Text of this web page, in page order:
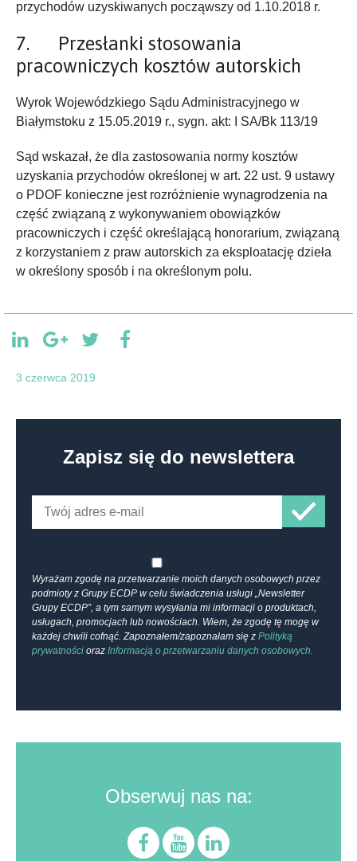
przychodów uzyskiwanych począwszy od 1.10.2018 r.
7. Przesłanki stosowania
pracowniczych kosztów autorskich
Wyrok Wojewódzkiego Sądu Administracyjnego w
Białymstoku z 15.05.2019 r., sygn. akt: I SA/Bk 113/19
Sąd wskazał, że dla zastosowania normy kosztów
uzyskania przychodów określonej w art. 22 ust. 9 ustawy
o PDOF konieczne jest rozróżnienie wynagrodzenia na
część związaną z wykonywaniem obowiązków
pracowniczych i część określającą honorarium, związaną
z korzystaniem z praw autorskich za eksploatację dzieła
w określony sposób i na określonym polu.
3 czerwca 2019
Zapisz się do newslettera
Wyrażam zgodę na przetwarzanie moich danych osobowych przez
podmioty z Grupy ECDP w celu świadczenia usługi „Newsletter
Grupy ECDP”, a tym samym wysyłania mi informacji o produktach,
usługach, promocjach lub nowościach. Wiem, że zgodę tę mogę w
każdej chwili cofnąć. Zapoznałem/zapoznałam się z Polityką
prywatności oraz Informacją o przetwarzaniu danych osobowych.
Obserwuj nas na: